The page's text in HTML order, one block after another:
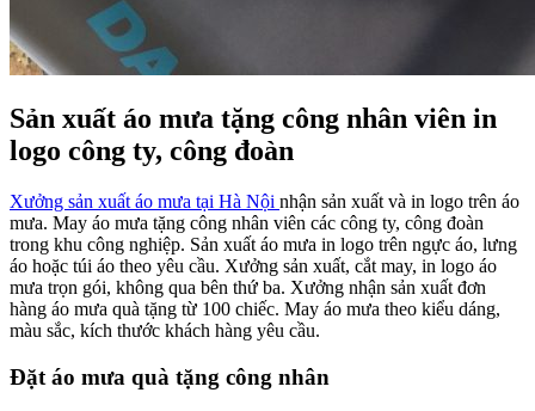
Sản xuất áo mưa tặng công nhân viên in
logo công ty, công đoàn
Xưởng sản xuất áo mưa tại Hà Nội nhận sản xuất và in logo trên áo
mưa. May áo mưa tặng công nhân viên các công ty, công đoàn
trong khu công nghiệp. Sản xuất áo mưa in logo trên ngực áo, lưng
áo hoặc túi áo theo yêu cầu. Xưởng sản xuất, cắt may, in logo áo
mưa trọn gói, không qua bên thứ ba. Xưởng nhận sản xuất đơn
hàng áo mưa quà tặng từ 100 chiếc. May áo mưa theo kiểu dáng,
màu sắc, kích thước khách hàng yêu cầu.
Đặt áo mưa quà tặng công nhân